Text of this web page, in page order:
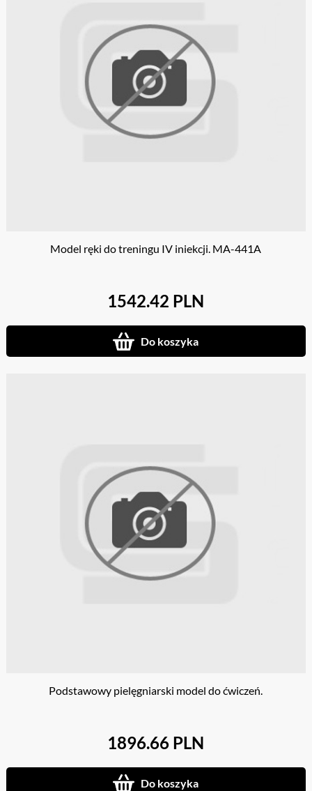
Model ręki do treningu IV iniekcji. MA-441A
1542.42 PLN
Do koszyka
Podstawowy pielęgniarski model do ćwiczeń.
1896.66 PLN
Do koszyka